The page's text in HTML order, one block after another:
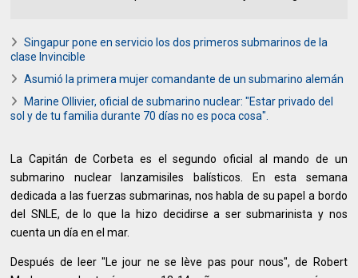
Singapur pone en servicio los dos primeros submarinos de la
clase Invincible
Asumió la primera mujer comandante de un submarino alemán
Marine Ollivier, oficial de submarino nuclear: "Estar privado del
sol y de tu familia durante 70 días no es poca cosa".
La Capitán de Corbeta es el segundo oficial al mando de un
submarino nuclear lanzamisiles balísticos. En esta semana
dedicada a las fuerzas submarinas, nos habla de su papel a bordo
del SNLE, de lo que la hizo decidirse a ser submarinista y nos
cuenta un día en el mar.
Después de leer "Le jour ne se lève pas pour nous", de Robert